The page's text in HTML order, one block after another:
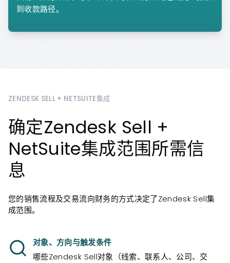
到收款路径。
ZENDESK SELL + NETSUITE集成
确定Zendesk Sell +
NetSuite集成范围所需信
息
您的销售流程及交易流向财务的方式决定了Zendesk Sell集
成范围。
对象、方向与触发条件
哪些Zendesk Sell对象（线索、联系人、公司、交